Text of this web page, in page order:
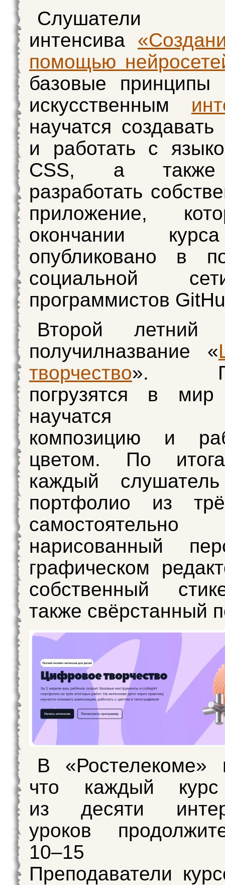
Слушатели
интенсива
помощью
базовые принципы
искусственным
научатся создавать
и работать с
CSS, а также
разработать
приложение,
окончании
опубликовано в
социальной
программистов
Второй летний
получилназвание «
творчество».
погрузятся в мир
научатся
композицию и
цветом. По
каждый
портфолио из
самостоятельно
нарисованный
графическом
собственный
также свёрстанный
В «Ростелекоме»
что каждый курс
из десяти
уроков
10–15
Преподаватели